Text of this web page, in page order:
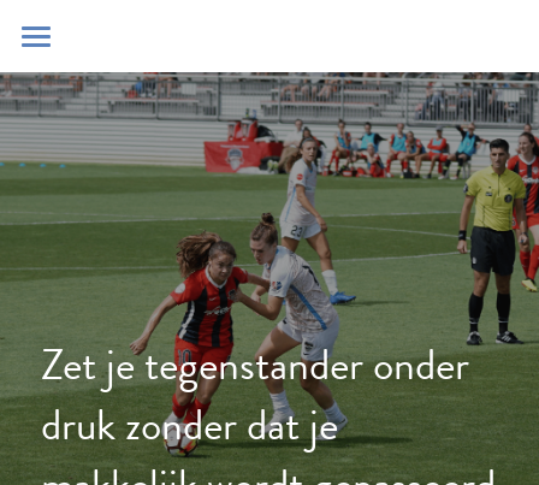
Home
Blog
Contact
POWERED BY
Zet je tegenstander onder
druk zonder dat je